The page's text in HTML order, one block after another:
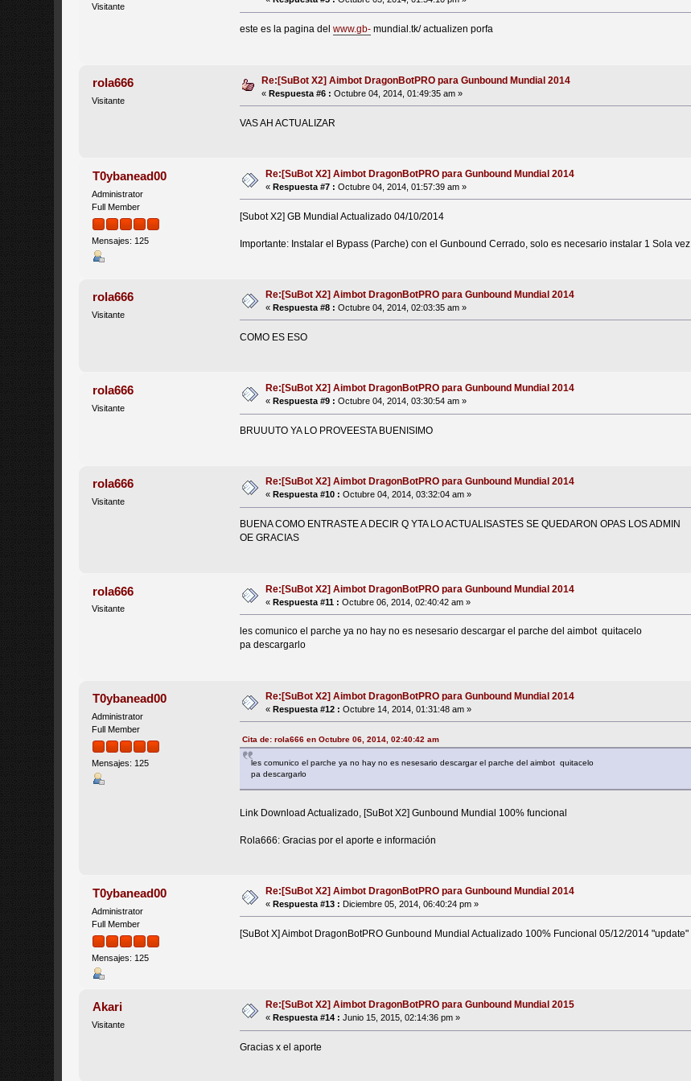
Visitante
este es la pagina del www.gb-mundial.tk/ actualizen porfa
rola666
Visitante
Re:[SuBot X2] Aimbot DragonBotPRO para Gunbound Mundial 2014
«Respuesta #6 : Octubre 04, 2014, 01:49:35 am »
VAS AH ACTUALIZAR
T0ybanead00
Administrator
Full Member
Mensajes: 125
Re:[SuBot X2] Aimbot DragonBotPRO para Gunbound Mundial 2014
«Respuesta #7 : Octubre 04, 2014, 01:57:39 am »
[Subot X2] GB Mundial Actualizado 04/10/2014
Importante: Instalar el Bypass (Parche) con el Gunbound Cerrado, solo es necesario instalar 1 Sola vez
rola666
Visitante
Re:[SuBot X2] Aimbot DragonBotPRO para Gunbound Mundial 2014
«Respuesta #8 : Octubre 04, 2014, 02:03:35 am »
COMO ES ESO
rola666
Visitante
Re:[SuBot X2] Aimbot DragonBotPRO para Gunbound Mundial 2014
«Respuesta #9 : Octubre 04, 2014, 03:30:54 am »
BRUUUTO YA LO PROVEESTA BUENISIMO
rola666
Visitante
Re:[SuBot X2] Aimbot DragonBotPRO para Gunbound Mundial 2014
« Respuesta #10 : Octubre 04, 2014, 03:32:04 am »
BUENA COMO ENTRASTE A DECIR Q YTA LO ACTUALISASTES SE QUEDARON OPAS LOS ADMIN
OE GRACIAS
rola666
Visitante
Re:[SuBot X2] Aimbot DragonBotPRO para Gunbound Mundial 2014
«Respuesta #11 : Octubre 06, 2014, 02:40:42 am »
les comunico el parche ya no hay no es nesesario descargar el parche del aimbot quitacelo
pa descargarlo
T0ybanead00
Administrator
Full Member
Mensajes: 125
Re:[SuBot X2] Aimbot DragonBotPRO para Gunbound Mundial 2014
«Respuesta #12 : Octubre 14, 2014, 01:31:48 am »
Cita de: rola666 en Octubre 06, 2014, 02:40:42 am
les comunico el parche ya no hay no es nesesario descargar el parche del aimbot quitacelo
pa descargarlo
Link Download Actualizado, [SuBot X2] Gunbound Mundial 100% funcional
Rola666: Gracias por el aporte e información
T0ybanead00
Administrator
Full Member
Mensajes: 125
Re:[SuBot X2] Aimbot DragonBotPRO para Gunbound Mundial 2014
«Respuesta #13 : Diciembre 05, 2014, 06:40:24 pm »
[SuBot X] Aimbot DragonBotPRO Gunbound Mundial Actualizado 100% Funcional 05/12/2014 "update"
Akari
Visitante
Re:[SuBot X2] Aimbot DragonBotPRO para Gunbound Mundial 2015
« Respuesta #14 : Junio 15, 2015, 02:14:36 pm »
Gracias x el aporte